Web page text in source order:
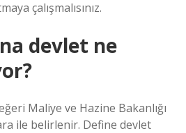
çalışmalısınız.
devlet ne
Maliye ve Hazine Bakanlığı
ile belirlenir. Define devlet